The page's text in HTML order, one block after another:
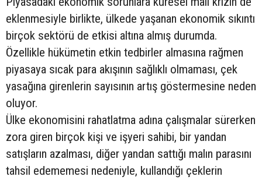
eklenmesiyle birlikte, ülkede yaşanan ekonomik sıkıntı
birçok sektörü de etkisi altına almış durumda.
Özellikle hükümetin etkin tedbirler almasına rağmen
piyasaya sıcak para akışının sağlıklı olmaması, çek
yasağına girenlerin sayısının artış göstermesine neden
oluyor.
Ülke ekonomisini rahatlatma adına çalışmalar sürerken
zora giren birçok kişi ve işyeri sahibi, bir yandan
satışların azalması, diğer yandan sattığı malın parasını
tahsil edememesi nedeniyle, kullandığı çeklerin